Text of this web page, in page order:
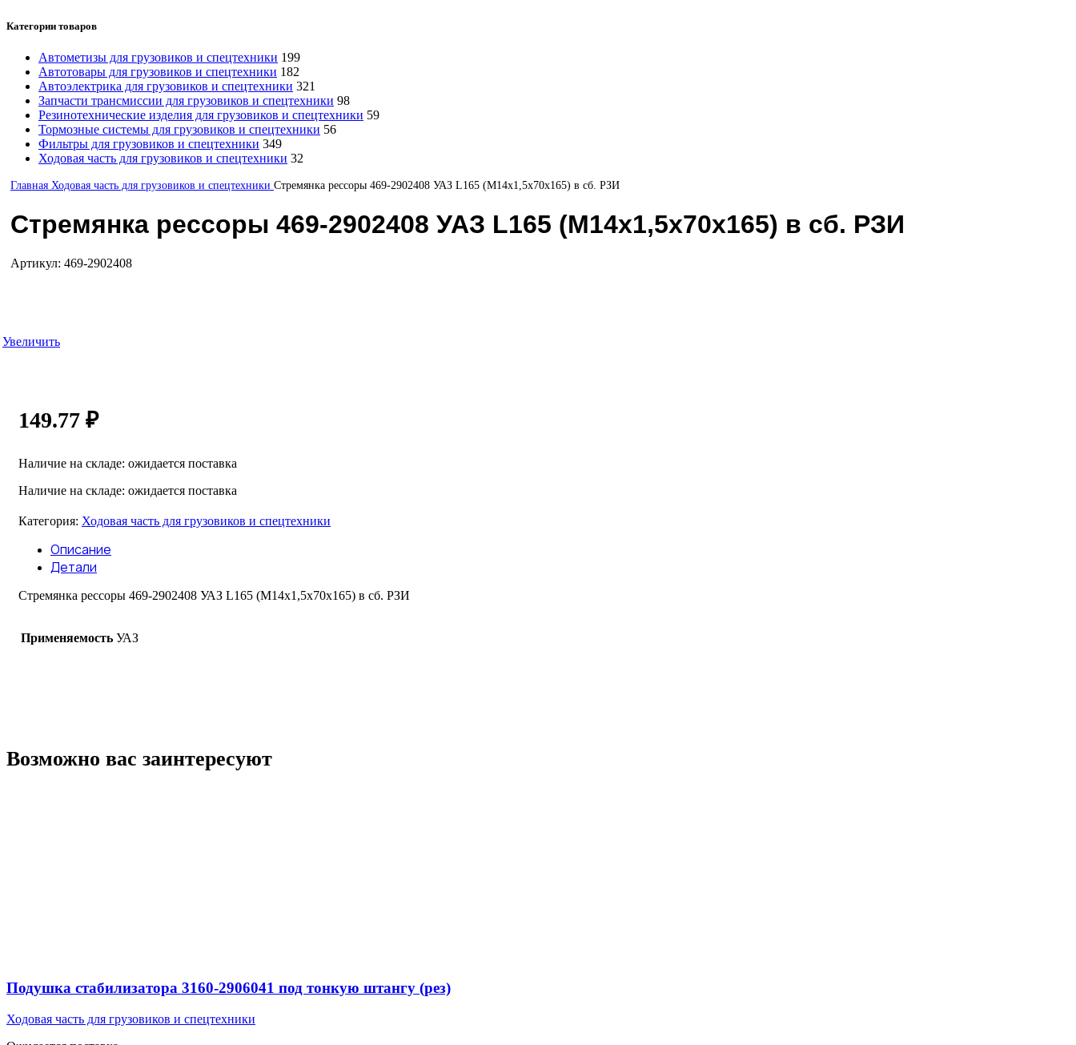
Категории товаров
Автометизы для грузовиков и спецтехники 199
Автотовары для грузовиков и спецтехники 182
Автоэлектрика для грузовиков и спецтехники 321
Запчасти трансмиссии для грузовиков и спецтехники 98
Резинотехнические изделия для грузовиков и спецтехники 59
Тормозные системы для грузовиков и спецтехники 56
Фильтры для грузовиков и спецтехники 349
Ходовая часть для грузовиков и спецтехники 32
Главная Ходовая часть для грузовиков и спецтехники Стремянка рессоры 469-2902408 УАЗ L165 (М14х1,5х70х165) в сб. РЗИ
Стремянка рессоры 469-2902408 УАЗ L165 (М14х1,5х70х165) в сб. РЗИ
Артикул: 469-2902408
Увеличить
149.77 ₽
Наличие на складе: ожидается поставка
Наличие на складе: ожидается поставка
Категория: Ходовая часть для грузовиков и спецтехники
Описание
Детали
Стремянка рессоры 469-2902408 УАЗ L165 (М14х1,5х70х165) в сб. РЗИ
Применяемость УАЗ
Возможно вас заинтересуют
Подушка стабилизатора 3160-2906041 под тонкую штангу (рез)
Ходовая часть для грузовиков и спецтехники